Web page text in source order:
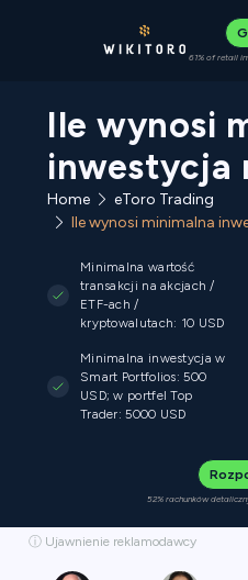
61% of retail
Ile wynosi
inwestycja
Home
eToro Trading
Ile wynosi minimalna
Minimalna wartość
transakcji na akcjach /
ETF-ach /
kryptowalutach: 10 USD
Minimalna inwestycja w
Smart Portfolios: 500
USD; w portfel Top
Trader: 5000 USD
52% rachunków
ⓘ Ujawnienie reklamodawcy